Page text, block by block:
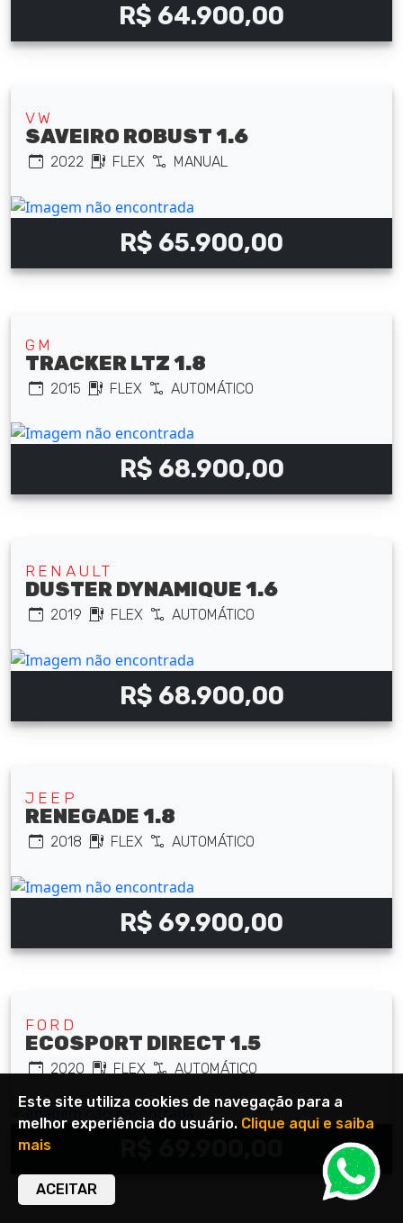
Este site utiliza cookies de navegação para a
melhor experiência do usuário. Clique aqui e saiba
mais
ACEITAR
R$ 64.900,00
VW
SAVEIRO ROBUST 1.6
2022 FLEX MANUAL
R$ 65.900,00
GM
TRACKER LTZ 1.8
2015 FLEX AUTOMÁTICO
R$ 68.900,00
RENAULT
DUSTER DYNAMIQUE 1.6
2019 FLEX AUTOMÁTICO
R$ 68.900,00
JEEP
RENEGADE 1.8
2018 FLEX AUTOMÁTICO
R$ 69.900,00
FORD
ECOSPORT DIRECT 1.5
2020 FLEX AUTOMÁTICO